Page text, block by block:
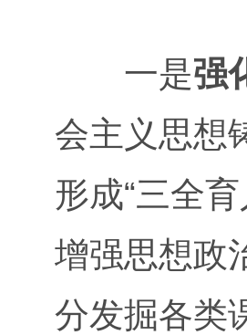
一是强
会主义思想
形成“三全
增强思想政
分发掘各类